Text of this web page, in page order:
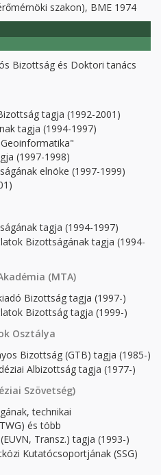
szakon), BME 1974
Bizottság és Doktori tanács
tagja (1992-2001)
tagja (1994-1997)
(1997-1998)
elnöke (1997-1999)
tagja (1994-1997)
Bizottságának tagja (1994-
(MTA)
Bizottság tagja (1997-)
Bizottság tagja (1999-)
Osztálya
Bizottság (GTB) tagja (1985-)
Albizottság tagja (1977-)
Szövetség)
technikai
és több
Transz.) tagja (1993-)
Kutatócsoportjának (SSG)